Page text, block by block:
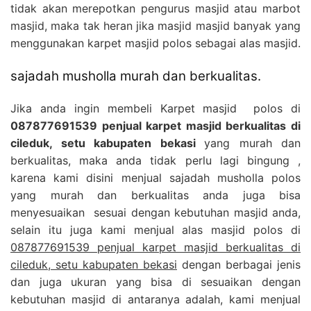
tidak akan merepotkan pengurus masjid atau marbot
masjid, maka tak heran jika masjid masjid banyak yang
menggunakan karpet masjid polos sebagai alas masjid.
sajadah musholla murah dan berkualitas.
Jika anda ingin membeli Karpet masjid polos di
087877691539 penjual karpet masjid berkualitas di
cileduk, setu kabupaten bekasi yang murah dan
berkualitas, maka anda tidak perlu lagi bingung ,
karena kami disini menjual sajadah musholla polos
yang murah dan berkualitas anda juga bisa
menyesuaikan sesuai dengan kebutuhan masjid anda,
selain itu juga kami menjual alas masjid polos di
087877691539 penjual karpet masjid berkualitas di
cileduk, setu kabupaten bekasi dengan berbagai jenis
dan juga ukuran yang bisa di sesuaikan dengan
kebutuhan masjid di antaranya adalah, kami menjual